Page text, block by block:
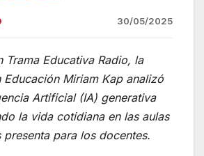
s
A
p
p
gr
a
m
30/05/2025
Trama Educativa Radio, la
Educación Miriam Kap analizó
Artificial (IA) generativa
la vida cotidiana en las aulas
presenta para los docentes.